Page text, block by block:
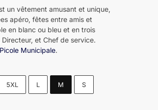
un vêtement amusant et unique,
apéro, fêtes entre amis et
en blanc ou bleu et en trois
et Chef de service.
Picole Municipale.
5XL L M S